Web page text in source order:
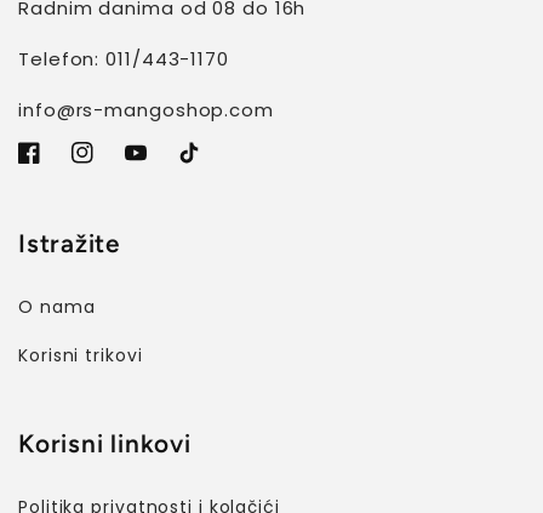
Radnim danima od 08 do 16h
Telefon: 011/443-1170
info@rs-mangoshop.com
FacebookInstagramYouTubeTikTok
Istražite
O nama
Korisni trikovi
Korisni linkovi
Politika privatnosti i kolačići